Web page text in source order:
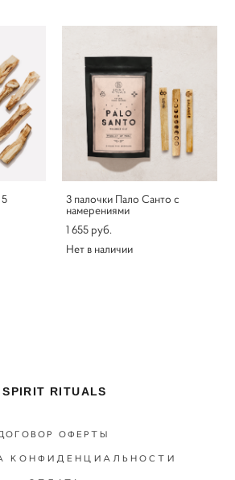
3 палочки Пало Санто с
намерениями
1 655 pуб.
Нет в наличии
SPIRIT RITUALS
ОФЕРТЫ
КОНФИДЕНЦИАЛЬНОСТИ